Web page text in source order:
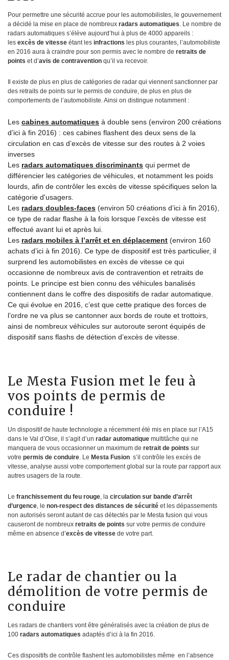
Pour permettre une sécurité accrue pour les automobilistes, le gouvernement
a décidé la mise en place de nombreux radars automatiques. Le nombre de
radars automatiques s’élève aujourd’hui à plus de 4000 appareils :
les excès de vitesse étant les infractions les plus courantes, l’automobiliste
en 2016 aura à craindre pour son permis avec le nombre de retraits de
points et d’avis de contravention qu’il va recevoir.
Il existe de plus en plus de catégories de radar qui viennent sanctionner par
des retraits de points sur le permis de conduire, de plus en plus de
comportements de l’automobiliste. Ainsi on distingue notamment :
Les cabines automatiques à double sens (environ 200 créations
d’ici à fin 2016) : ces cabines flashent des deux sens de la
circulation en cas d’excès de vitesse sur des routes à 2 voies
inverses
Les radars automatiques discriminants qui permet de
différencier les catégories de véhicules, et notamment les poids
lourds, afin de contrôler les excès de vitesse spécifiques selon la
catégorie d'usagers.
Les radars doubles-faces (environ 50 créations d’ici à fin 2016),
ce type de radar flashe à la fois lorsque l’excès de vitesse est
effectué avant lui et après lui.
Les radars mobiles à l’arrêt et en déplacement (environ 160
achats d’ici à fin 2016). Ce type de dispositif est très particulier, il
surprend les automobilistes en excès de vitesse ce qui
occasionne de nombreux avis de contravention et retraits de
points. Le principe est bien connu des véhicules banalisés
contiennent dans le coffre des dispositifs de radar automatique.
Ce qui évolue en 2016, c’est que cette pratique des forces de
l’ordre ne va plus se cantonner aux bords de route et trottoirs,
ainsi de nombreux véhicules sur autoroute seront équipés de
dispositif sans flashs de détection d’excès de vitesse.
Le Mesta Fusion met le feu à
vos points de permis de
conduire !
Un dispositif de haute technologie a récemment été mis en place sur l’A15
dans le Val d’Oise, il s’agit d’un radar automatique multitâche qui ne
manquera de vous occasionner un maximum de retrait de points sur
votre permis de conduire. Le Mesta Fusion s’il contrôle les excès de
vitesse, analyse aussi votre comportement global sur la route par rapport aux
autres usagers de la route.
Le franchissement du feu rouge, la circulation sur bande d’arrêt
d’urgence, le non-respect des distances de sécurité et les dépassements
non autorisés seront autant de cas détectés par le Mesta fusion qui vous
causeront de nombreux retraits de points sur votre permis de conduire
même en absence d’excès de vitesse de votre part.
Le radar de chantier ou la
démolition de votre permis de
conduire
Les radars de chantiers vont être généralisés avec la création de plus de
100 radars automatiques adaptés d’ici à la fin 2016.
Ces dispositifs de contrôle flashent les automobilistes même en l’absence